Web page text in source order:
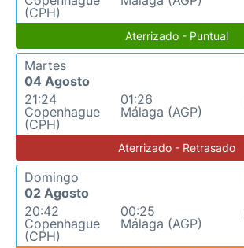
(CPH)
Aterrizado - Puntual
Martes
04 Agosto
21:24
Copenhague
(CPH)
01:26
Málaga (AGP)
Aterrizado - Retrasado
Domingo
02 Agosto
20:42
Copenhague
(CPH)
00:25
Málaga (AGP)